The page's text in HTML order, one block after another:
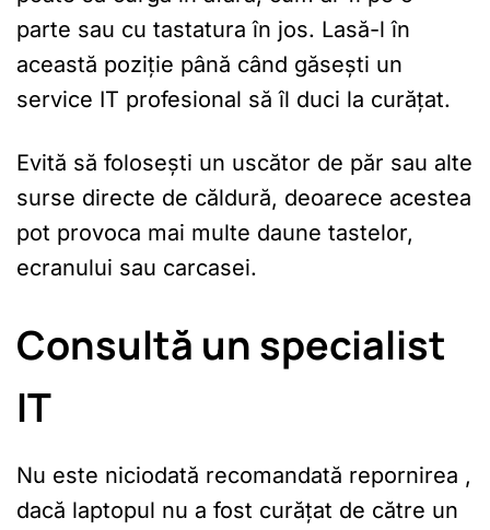
parte sau cu tastatura în jos. Lasă-l în
această poziție până când găsești un
service IT profesional să îl duci la curățat.
Evită să folosești un uscător de păr sau alte
surse directe de căldură, deoarece acestea
pot provoca mai multe daune tastelor,
ecranului sau carcasei.
Consultă un specialist
IT
Nu este niciodată recomandată repornirea ,
dacă laptopul nu a fost curățat de către un